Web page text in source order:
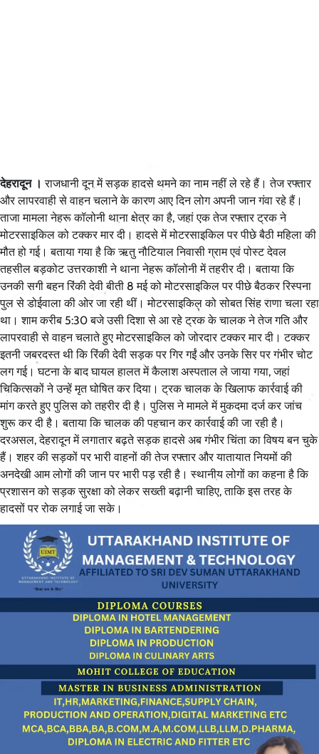
देहरादून । राजधानी दून में सड़क हादसे थमने का नाम नहीं ले रहे हैं। तेज रफ्तार
और लापरवाही से वाहन चलाने के कारण आए दिन लोग अपनी जान गंवा रहे हैं।
ताजा मामला नेहरू कॉलोनी थाना क्षेत्र का है, जहां एक तेज रफ्तार ट्रक ने
मोटरसाइकिल को टक्कर मार दी। हादसे में मोटरसाइकिल पर पीछे बैठी महिला की
मौत हो गई। बताया गया है कि ऋतु नौटियाल निवासी ग्राम एवं पोस्ट देवल
तहसील बड़कोट उत्तरकाशी ने थाना नेहरू कॉलोनी में तहरीर दी। बताया कि
उनकी सगी बहन रिंकी देवी बीती 8 मई को मोटरसाइकिल पर पीछे बैठकर रिस्पना
पुल से डोईवाला की ओर जा रही थीं। मोटरसाइकिल को सोबत सिंह राणा चला रहा
था। शाम करीब 5:30 बजे उसी दिशा से आ रहे ट्रक के चालक ने तेज गति और
लापरवाही से वाहन चलाते हुए मोटरसाइकिल को जोरदार टक्कर मार दी। टक्कर
इतनी जबरदस्त थी कि रिंकी देवी सड़क पर गिर गईं और उनके सिर पर गंभीर चोट
लग गई। घटना के बाद घायल हालत में कैलाश अस्पताल ले जाया गया, जहां
चिकित्सकों ने उन्हें मृत घोषित कर दिया। ट्रक चालक के खिलाफ कार्रवाई की
मांग करते हुए पुलिस को तहरीर दी है। पुलिस ने मामले में मुकदमा दर्ज कर जांच
शुरू कर दी है। बताया कि चालक की पहचान कर कार्रवाई की जा रही है।
दरअसल, देहरादून में लगातार बढ़ते सड़क हादसे अब गंभीर चिंता का विषय बन चुके
हैं। शहर की सड़कों पर भारी वाहनों की तेज रफ्तार और यातायात नियमों की
अनदेखी आम लोगों की जान पर भारी पड़ रही है। स्थानीय लोगों का कहना है कि
प्रशासन को सड़क सुरक्षा को लेकर सख्ती बढ़ानी चाहिए, ताकि इस तरह के
हादसों पर रोक लगाई जा सके।